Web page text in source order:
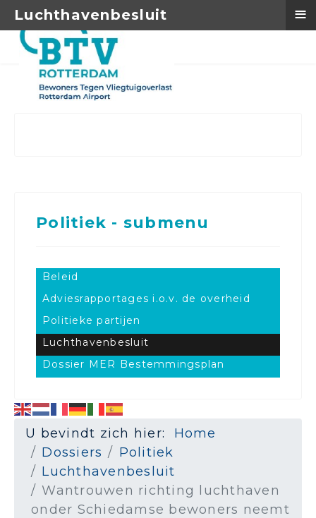
Politiek - submenu
Beleid
Adviesrapportages i.o.v. de overheid
Politieke partijen
Luchthavenbesluit
Dossier MER Bestemmingsplan
U bevindt zich hier: Home
Dossiers
Politiek
Luchthavenbesluit
Wantrouwen richting luchthaven
onder Schiedamse bewoners neemt
Luchthavenbesluit ≡